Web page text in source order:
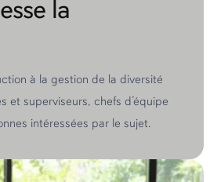
la
à la gestion de la diversité
et superviseurs, chefs d’équipe
intéressées par le sujet.